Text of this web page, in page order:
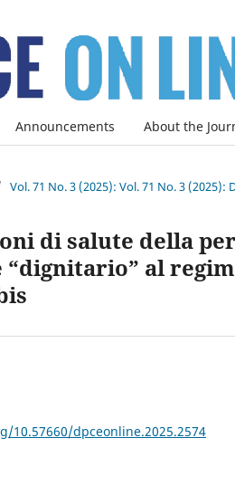
Announcements About the
Vol. 71 No. 3 (2025): Vol. 71 No. 3 (2025):
di salute della
“dignitario” al
10.57660/dpceonline.2025.2574